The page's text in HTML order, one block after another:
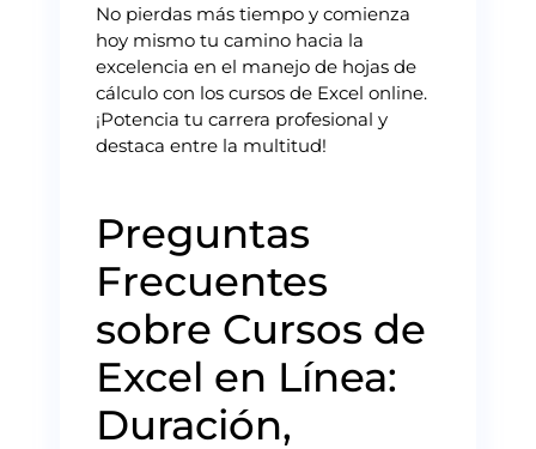
No pierdas más tiempo y comienza
hoy mismo tu camino hacia la
excelencia en el manejo de hojas de
cálculo con los cursos de Excel online.
¡Potencia tu carrera profesional y
destaca entre la multitud!
Preguntas
Frecuentes
sobre Cursos de
Excel en Línea:
Duración,